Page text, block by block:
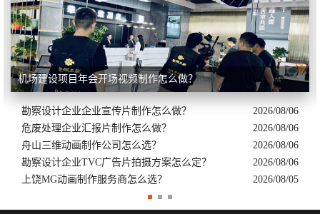
机场建设项目年会开场视频制作怎么做？
2026/08/06
勘察设计企业企业宣传片制作怎么做？
2026/08/06
危废处理企业汇报片制作怎么做？
2026/08/06
舟山三维动画制作公司怎么选？
2026/08/06
勘察设计企业TVC广告片拍摄方案怎么定？
2026/08/05
上饶MG动画制作服务商怎么选？